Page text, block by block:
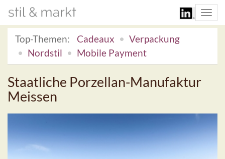
Top-Themen:
Cadeaux
Verpackung
Nordstil
Mobile Payment
Staatliche Porzellan-Manufaktur
Meissen